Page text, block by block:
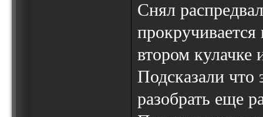
Снял
втором кулачке
Подсказали что
разобрать еще